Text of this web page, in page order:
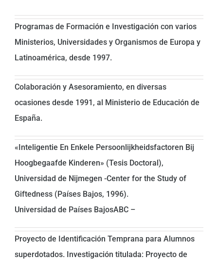
Programas de Formación e Investigación con varios
Ministerios, Universidades y Organismos de Europa y
Latinoamérica, desde 1997.
Colaboración y Asesoramiento, en diversas
ocasiones desde 1991, al Ministerio de Educación de
España.
«Inteligentie En Enkele Persoonlijkheidsfactoren Bij
Hoogbegaafde Kinderen» (Tesis Doctoral),
Universidad de Nijmegen -Center for the Study of
Giftedness (Países Bajos, 1996).
Universidad de Países BajosABC –
Proyecto de Identificación Temprana para Alumnos
superdotados. Investigación titulada: Proyecto de